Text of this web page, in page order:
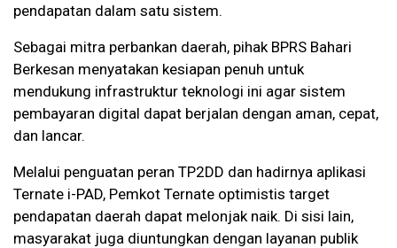
pendapatan dalam satu sistem.
Sebagai mitra perbankan daerah, pihak BPRS Bahari
Berkesan menyatakan kesiapan penuh untuk
mendukung infrastruktur teknologi ini agar sistem
pembayaran digital dapat berjalan dengan aman, cepat,
dan lancar.
Melalui penguatan peran TP2DD dan hadirnya aplikasi
Ternate i-PAD, Pemkot Ternate optimistis target
pendapatan daerah dapat melonjak naik. Di sisi lain,
masyarakat juga diuntungkan dengan layanan publik